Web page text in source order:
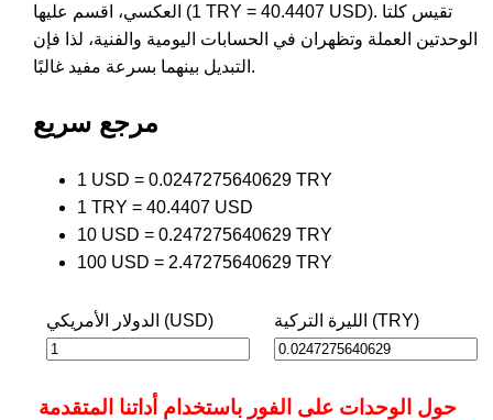
العكسي، اقسم عليها (1 TRY = 40.4407 USD). تقيس كلتا
الوحدتين العملة وتظهران في الحسابات اليومية والفنية، لذا فإن
التبديل بينهما بسرعة مفيد غالبًا.
مرجع سريع
1 USD = 0.0247275640629 TRY
1 TRY = 40.4407 USD
10 USD = 0.247275640629 TRY
100 USD = 2.47275640629 TRY
الدولار الأمريكي (USD) الليرة التركية (TRY)
حول الوحدات على الفور باستخدام أداتنا المتقدمة